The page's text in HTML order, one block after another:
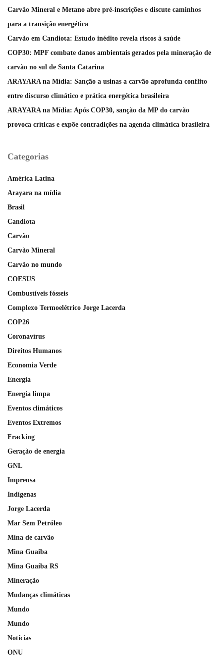
Carvão Mineral e Metano abre pré-inscrições e discute caminhos
para a transição energética
Carvão em Candiota: Estudo inédito revela riscos à saúde
COP30: MPF combate danos ambientais gerados pela mineração de
carvão no sul de Santa Catarina
ARAYARA na Mídia: Sanção a usinas a carvão aprofunda conflito
entre discurso climático e prática energética brasileira
ARAYARA na Mídia: Após COP30, sanção da MP do carvão
provoca críticas e expõe contradições na agenda climática brasileira
Categorias
América Latina
Arayara na mídia
Brasil
Candiota
Carvão
Carvão Mineral
Carvão no mundo
COESUS
Combustíveis fósseis
Complexo Termoelétrico Jorge Lacerda
COP26
Coronavírus
Direitos Humanos
Economia Verde
Energia
Energia limpa
Eventos climáticos
Eventos Extremos
Fracking
Geração de energia
GNL
Imprensa
Indígenas
Jorge Lacerda
Mar Sem Petróleo
Mina de carvão
Mina Guaiba
Mina Guaíba RS
Mineração
Mudanças climáticas
Mundo
Mundo
Notícias
ONU